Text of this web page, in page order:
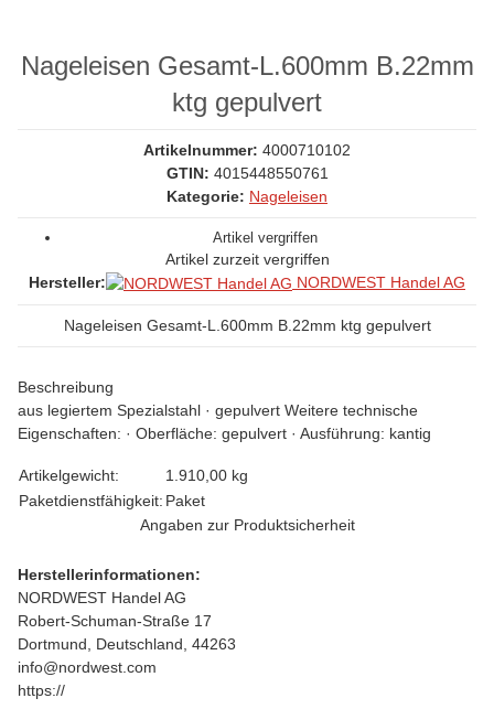
Nageleisen Gesamt-L.600mm B.22mm
ktg gepulvert
Artikelnummer: 4000710102
GTIN: 4015448550761
Kategorie: Nageleisen
Artikel vergriffen
Artikel zurzeit vergriffen
Hersteller:
NORDWEST Handel AG
Nageleisen Gesamt-L.600mm B.22mm ktg gepulvert
Beschreibung
aus legiertem Spezialstahl · gepulvert Weitere technische
Eigenschaften: · Oberfläche: gepulvert · Ausführung: kantig
Produkteigenschaft
Wert
Artikelgewicht: 1.910,00 kg
Paketdienstfähigkeit: Paket
Angaben zur Produktsicherheit
Herstellerinformationen:
NORDWEST Handel AG
Robert-Schuman-Straße 17
Dortmund, Deutschland, 44263
info@nordwest.com
https://